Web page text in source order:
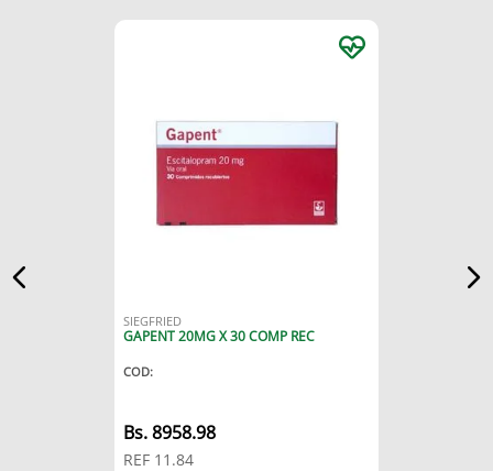
SIEGFRIED
GAPENT 20MG X 30 COMP REC
COD:
Bs.8958.98
REF 11.84